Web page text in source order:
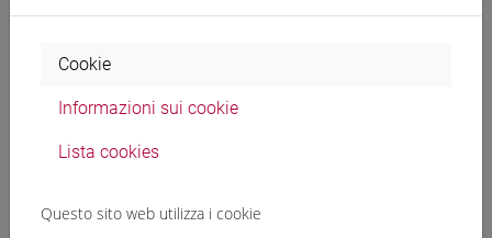
Materiali su Moodle
Cookie
Informazioni sui cookie
Lista cookies
Questo sito web utilizza i cookie